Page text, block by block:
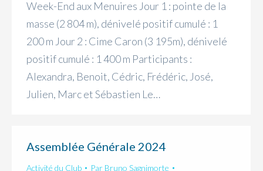
Week-End aux Menuires Jour 1 : pointe de la
masse (2 804 m), dénivelé positif cumulé : 1
200 m Jour 2 : Cime Caron (3 195m), dénivelé
positif cumulé : 1 400 m Participants :
Alexandra, Benoit, Cédric, Frédéric, José,
Julien, Marc et Sébastien Le…
Assemblée Générale 2024
Activité du Club Par Bruno Sagnimorte